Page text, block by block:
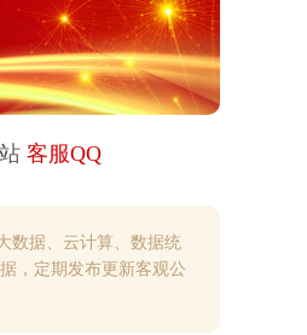
客服QQ
数据、云计算、数据统
，定期发布更新客观公